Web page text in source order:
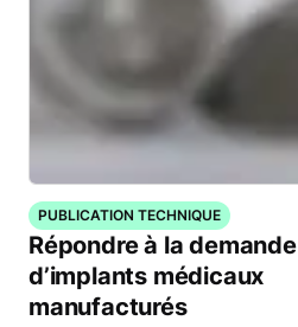
PUBLICATION TECHNIQUE
Répondre à la demande
d’implants médicaux
manufacturés